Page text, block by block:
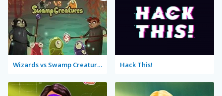
Wizards vs Swamp Creatures Hack This!